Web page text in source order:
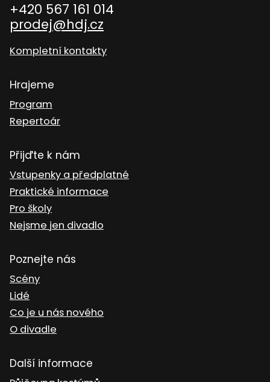
+420 567 161 014
prodej@hdj.cz
Kompletní kontakty
Hrajeme
Program
Repertoár
Přijďte k nám
Vstupenky a předplatné
Praktické informace
Pro školy
Nejsme jen divadlo
Poznejte nás
Scény
Lidé
Co je u nás nového
O divadle
Další informace